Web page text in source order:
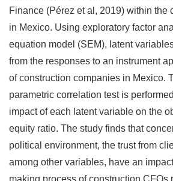
Finance (Pérez et al, 2019) within the
in Mexico. Using exploratory factor
equation model (SEM), latent
from the responses to an instrument
of construction companies in Mexico.
parametric correlation test is
impact of each latent variable on the
equity ratio. The study finds that
political environment, the trust from
among other variables, have an
making process of construction CFOs